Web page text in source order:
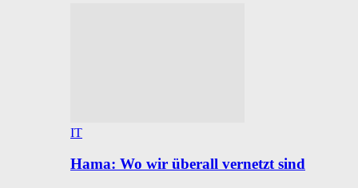
IT
Hama: Wo wir überall vernetzt sind